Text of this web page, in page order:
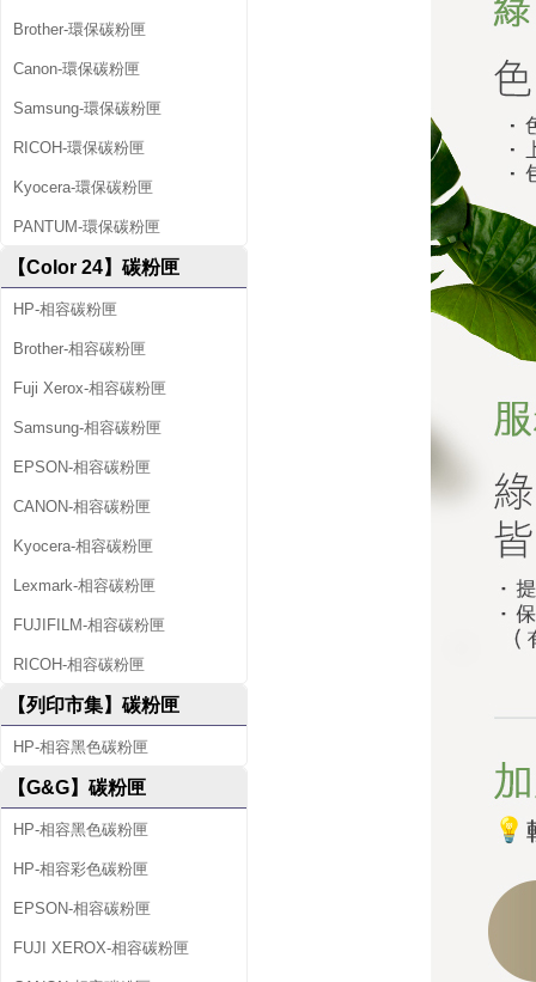
Brother-環保碳粉匣
Canon-環保碳粉匣
Samsung-環保碳粉匣
RICOH-環保碳粉匣
Kyocera-環保碳粉匣
PANTUM-環保碳粉匣
【Color 24】碳粉匣
HP-相容碳粉匣
Brother-相容碳粉匣
Fuji Xerox-相容碳粉匣
Samsung-相容碳粉匣
EPSON-相容碳粉匣
CANON-相容碳粉匣
Kyocera-相容碳粉匣
Lexmark-相容碳粉匣
FUJIFILM-相容碳粉匣
RICOH-相容碳粉匣
【列印市集】碳粉匣
HP-相容黑色碳粉匣
【G&G】碳粉匣
HP-相容黑色碳粉匣
HP-相容彩色碳粉匣
EPSON-相容碳粉匣
FUJI XEROX-相容碳粉匣